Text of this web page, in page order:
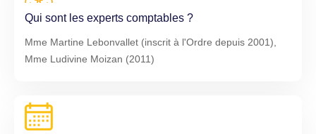
Qui sont les experts comptables ?
Mme Martine Lebonvallet (inscrit à l'Ordre depuis 2001),
Mme Ludivine Moizan (2011)